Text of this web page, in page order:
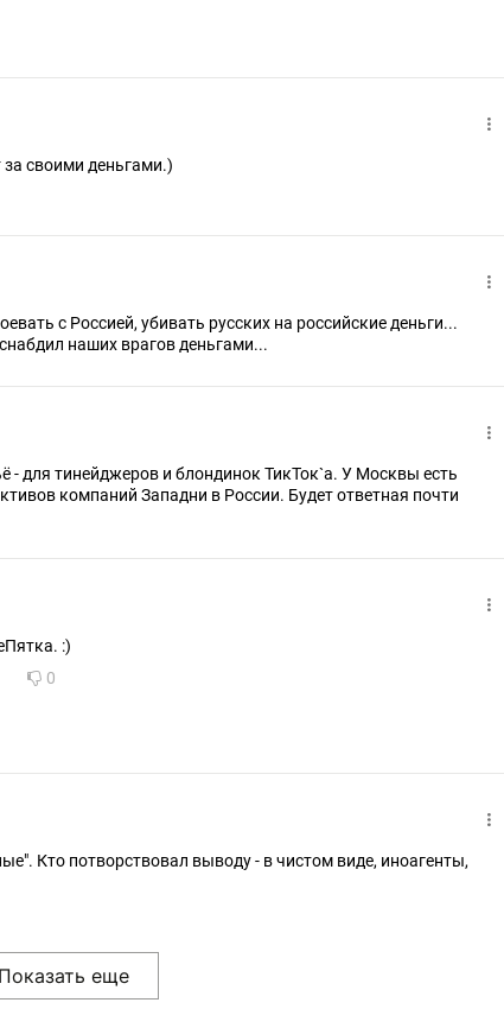
своими деньгами.)
убивать русских на российские деньги...
наших врагов деньгами...
- для тинейджеров и блондинок ТикТок`а. У Москвы есть
компаний Западни в России. Будет ответная почти
:)
0
Кто потворствовал выводу - в чистом виде, иноагенты,